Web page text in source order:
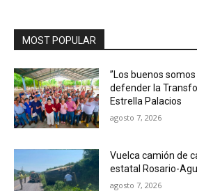
MOST POPULAR
”Los buenos
defender la
Estrella Palacios
agosto 7, 2026
Vuelca camión de
estatal Rosario-
agosto 7, 2026